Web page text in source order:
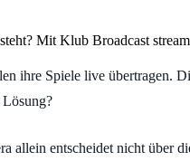
Mit Klub Broadcast
ihre Spiele live übertragen.
allein entscheidet nicht über